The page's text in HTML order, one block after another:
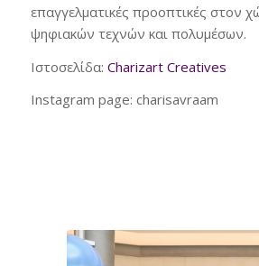
επαγγελματικές προοπτικές στον
ψηφιακών τεχνών και πολυμέσων.
Ιστοσελίδα: Charizart Creatives
Instagram page: charisavraam